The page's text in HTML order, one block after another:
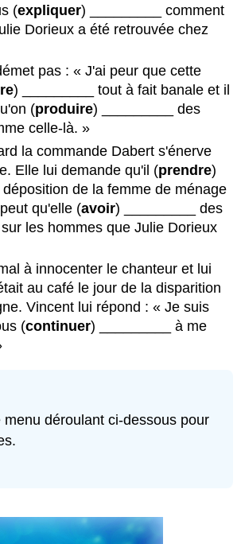
(expliquer) _________ comment
Dorieux a été retrouvée chez
pas : « J'ai peur que cette
) _________ tout à fait banale et il
(produire) _________ des
celle-là. »
la commande Dabert s'énerve
Elle lui demande qu'il (prendre)
déposition de la femme de ménage
qu'elle (avoir) _________ des
les hommes que Julie Dorieux
à innocenter le chanteur et lui
au café le jour de la disparition
Vincent lui répond : « Je suis
(continuer) _________ à me
menu déroulant ci-dessous pour